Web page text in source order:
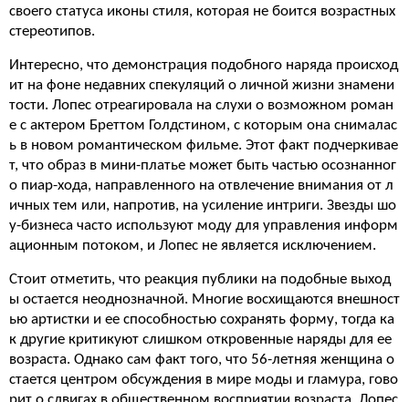
своего статуса иконы стиля, которая не боится возрастных
стереотипов.
Интересно, что демонстрация подобного наряда происход
ит на фоне недавних спекуляций о личной жизни знамени
тости. Лопес отреагировала на слухи о возможном роман
е с актером Бреттом Голдстином, с которым она снималас
ь в новом романтическом фильме. Этот факт подчеркивае
т, что образ в мини-платье может быть частью осознанног
о пиар-хода, направленного на отвлечение внимания от л
ичных тем или, напротив, на усиление интриги. Звезды шо
у-бизнеса часто используют моду для управления информ
ационным потоком, и Лопес не является исключением.
Стоит отметить, что реакция публики на подобные выход
ы остается неоднозначной. Многие восхищаются внешност
ью артистки и ее способностью сохранять форму, тогда ка
к другие критикуют слишком откровенные наряды для ее
возраста. Однако сам факт того, что 56-летняя женщина о
стается центром обсуждения в мире моды и гламура, гово